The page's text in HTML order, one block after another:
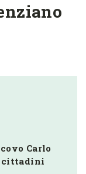
Carlo
cittadini